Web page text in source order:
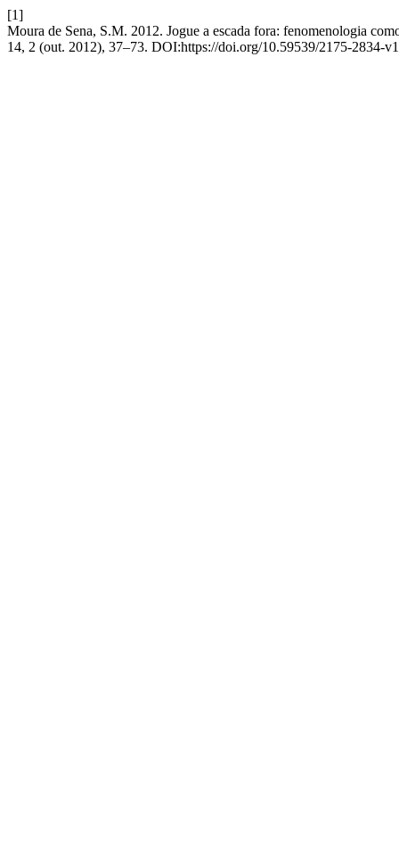
[1]
Moura de Sena, S.M. 2012. Jogue a escada fora: fenomenologia
14, 2 (out. 2012), 37–73. DOI:https://doi.org/10.59539/2175-2834-